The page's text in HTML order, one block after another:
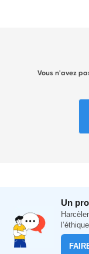
Vous n'avez
Un